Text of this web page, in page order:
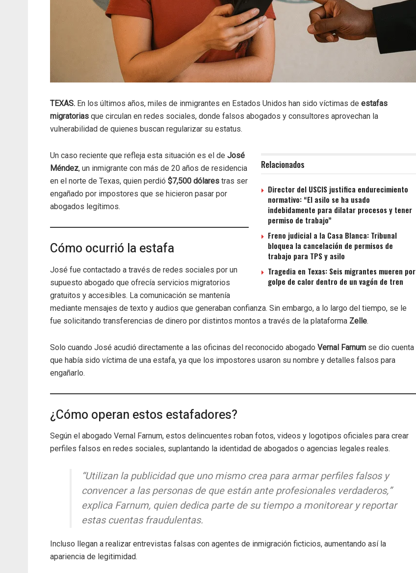
TEXAS. En los últimos años, miles de inmigrantes en Estados Unidos han sido víctimas de estafas
migratorias que circulan en redes sociales, donde falsos abogados y consultores aprovechan la
vulnerabilidad de quienes buscan regularizar su estatus.
Relacionados
Director del USCIS justifica endurecimiento
normativo: “El asilo se ha usado
indebidamente para dilatar procesos y tener
permiso de trabajo”
Freno judicial a la Casa Blanca: Tribunal
bloquea la cancelación de permisos de
trabajo para TPS y asilo
Tragedia en Texas: Seis migrantes mueren por
golpe de calor dentro de un vagón de tren
Un caso reciente que refleja esta situación es el de José
Méndez, un inmigrante con más de 20 años de residencia
en el norte de Texas, quien perdió $7,500 dólares tras ser
engañado por impostores que se hicieron pasar por
abogados legítimos.
Cómo ocurrió la estafa
José fue contactado a través de redes sociales por un
supuesto abogado que ofrecía servicios migratorios
gratuitos y accesibles. La comunicación se mantenía
mediante mensajes de texto y audios que generaban confianza. Sin embargo, a lo largo del tiempo, se le
fue solicitando transferencias de dinero por distintos montos a través de la plataforma Zelle.
Solo cuando José acudió directamente a las oficinas del reconocido abogado Vernal Farnum se dio cuenta
que había sido víctima de una estafa, ya que los impostores usaron su nombre y detalles falsos para
engañarlo.
¿Cómo operan estos estafadores?
Según el abogado Vernal Farnum, estos delincuentes roban fotos, videos y logotipos oficiales para crear
perfiles falsos en redes sociales, suplantando la identidad de abogados o agencias legales reales.
“Utilizan la publicidad que uno mismo crea para armar perfiles falsos y
convencer a las personas de que están ante profesionales verdaderos,”
explica Farnum, quien dedica parte de su tiempo a monitorear y reportar
estas cuentas fraudulentas.
Incluso llegan a realizar entrevistas falsas con agentes de inmigración ficticios, aumentando así la
apariencia de legitimidad.